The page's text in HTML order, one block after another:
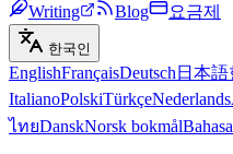
Writing
Blog 요금제
한국인
EnglishFrançaisDeutsch 日本語
ItalianoPolskiTürkçeNederlands
ไทยDanskNorsk bokmål